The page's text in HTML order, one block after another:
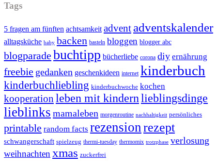
Tags
5 fragen am fünften achtsamkeit advent adventskalender
alltagsküche baby backen basteln bloggen blogger abc
blogparade buchtipp bücherliebe corona diy ernährung
freebie gedanken geschenkideen internet kinderbuch
kinderbuchliebling kinderbuchwoche kochen
kooperation leben mit kindernlieblingsdinge
lieblinks mamaleben morgenroutine nachhaltigkeit persönliches
printable random facts rezensionrezept
schwangerschaft spielzeug thermi-tuesday thermomix trotzphase verlosung
weihnachten xmas zuckerfrei